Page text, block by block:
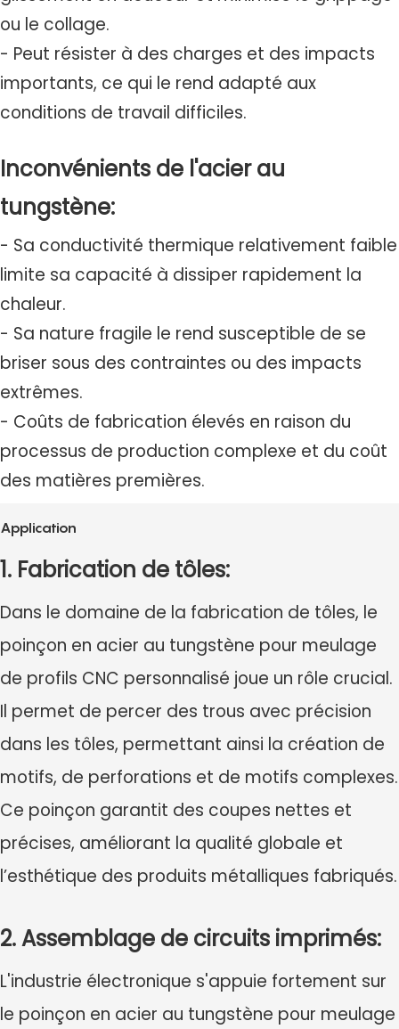
ou le collage.
- Peut résister à des charges et des impacts
importants, ce qui le rend adapté aux
conditions de travail difficiles.
Inconvénients de l'acier au
tungstène:
- Sa conductivité thermique relativement faible
limite sa capacité à dissiper rapidement la
chaleur.
- Sa nature fragile le rend susceptible de se
briser sous des contraintes ou des impacts
extrêmes.
- Coûts de fabrication élevés en raison du
processus de production complexe et du coût
des matières premières.
Application
1. Fabrication de tôles:
Dans le domaine de la fabrication de tôles, le
poinçon en acier au tungstène pour meulage
de profils CNC personnalisé joue un rôle crucial.
Il permet de percer des trous avec précision
dans les tôles, permettant ainsi la création de
motifs, de perforations et de motifs complexes.
Ce poinçon garantit des coupes nettes et
précises, améliorant la qualité globale et
l’esthétique des produits métalliques fabriqués.
2. Assemblage de circuits imprimés:
L'industrie électronique s'appuie fortement sur
le poinçon en acier au tungstène pour meulage